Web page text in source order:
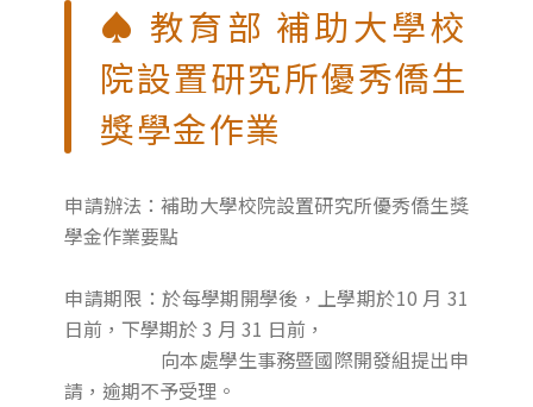
♠ 教育部 補助大學校
院設置研究所優秀僑生
獎學金作業
申請辦法：補助大學校院設置研究所優秀僑生獎
學金作業要點
申請期限：於每學期開學後，上學期於10 月 31
日前，下學期於 3 月 31 日前，
向本處學生事務暨國際開發組提出申
請，逾期不予受理。